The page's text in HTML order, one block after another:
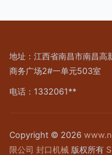
地址：江西省南昌市南昌
商务广场2#一单元503室
电话：1332061**
Copyright © 2026
限公司 封口机械 版权所有